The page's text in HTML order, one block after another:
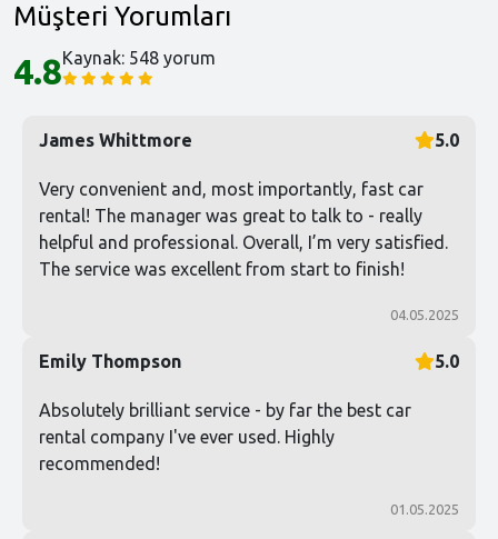
Müşteri Yorumları
4.8Kaynak: 548 yorum
James Whittmore 5.0
Very convenient and, most importantly, fast car
rental! The manager was great to talk to - really
helpful and professional. Overall, I’m very satisfied.
The service was excellent from start to finish!
04.05.2025
Emily Thompson 5.0
Absolutely brilliant service - by far the best car
rental company I've ever used. Highly
recommended!
01.05.2025